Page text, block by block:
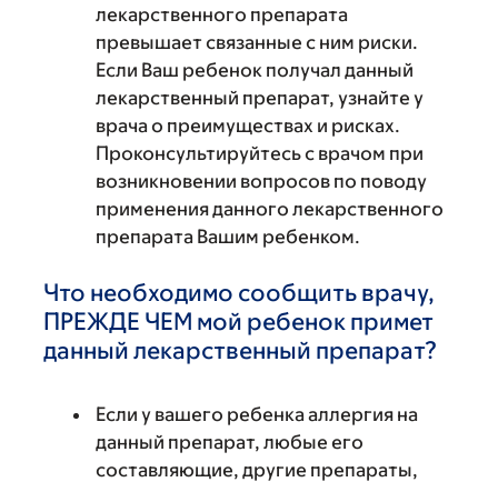
лекарственного препарата
превышает связанные с ним риски.
Если Ваш ребенок получал данный
лекарственный препарат, узнайте у
врача о преимуществах и рисках.
Проконсультируйтесь с врачом при
возникновении вопросов по поводу
применения данного лекарственного
препарата Вашим ребенком.
Что необходимо сообщить врачу,
ПРЕЖДЕ ЧЕМ мой ребенок примет
данный лекарственный препарат?
Если у вашего ребенка аллергия на
данный препарат, любые его
составляющие, другие препараты,